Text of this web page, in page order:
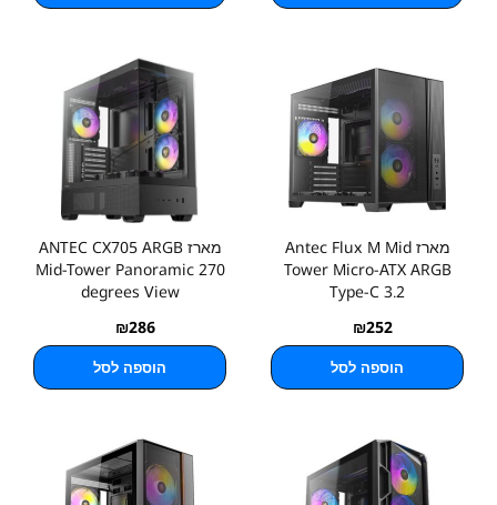
מארז Antec Flux M Mid
Tower Micro-ATX ARGB
Type-C 3.2
₪252
הוספה לסל
מארז ANTEC CX705 ARGB
Mid-Tower Panoramic 270
degrees View
₪286
הוספה לסל